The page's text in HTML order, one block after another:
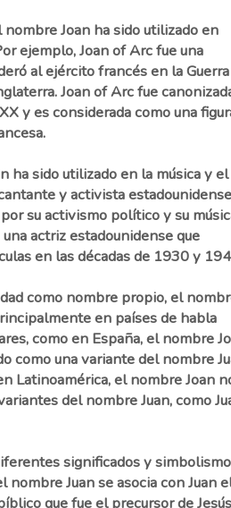
Joan ha sido utilizado en
ejemplo, Joan of Arc fue una
al ejército francés en la
Joan of Arc fue
y es considerada como una
ha sido utilizado en la música y el
y activista estadounidense
su activismo político y su
actriz estadounidense que
en las décadas de 1930 y
como nombre propio, el
en países de habla
como en España, el nombre
como una variante del nombre
Latinoamérica, el nombre Joan
del nombre Juan, como
significados y
nombre Juan se asocia con Juan
que fue el precursor de